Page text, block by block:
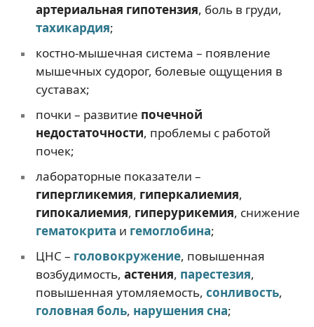
артериальная гипотензия, боль в груди,
тахикардия;
костно-мышечная система – появление
мышечных судорог, болевые ощущения в
суставах;
почки – развитие почечной
недостаточности, проблемы с работой
почек;
лабораторные показатели –
гипергликемия, гиперкалиемия,
гипокалиемия, гиперурикемия, снижение
гематокрита и гемоглобина;
ЦНС – головокружение, повышенная
возбудимость, астения, парестезия,
повышенная утомляемость, сонливость,
головная боль, нарушения сна;